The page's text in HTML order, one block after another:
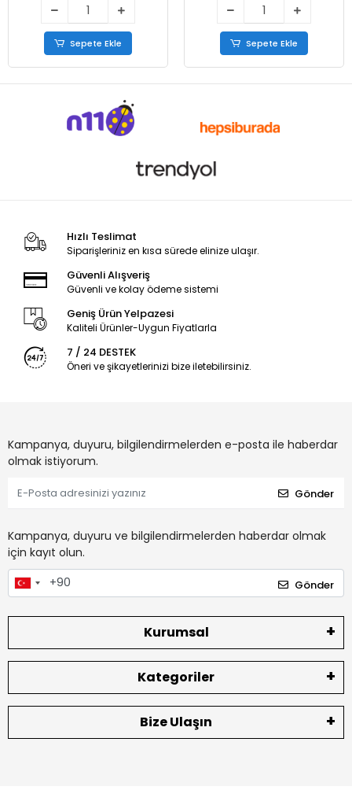
Sepete Ekle Sepete Ekle
Hızlı Teslimat
Siparişleriniz en kısa sürede elinize ulaşır.
Güvenli Alışveriş
Güvenli ve kolay ödeme sistemi
Geniş Ürün Yelpazesi
Kaliteli Ürünler-Uygun Fiyatlarla
7 / 24 DESTEK
Öneri ve şikayetlerinizi bize iletebilirsiniz.
Kampanya, duyuru, bilgilendirmelerden e-posta ile haberdar
olmak istiyorum.
Gönder
Kampanya, duyuru ve bilgilendirmelerden haberdar olmak
için kayıt olun.
Gönder
Kurumsal
Kategoriler
Bize Ulaşın